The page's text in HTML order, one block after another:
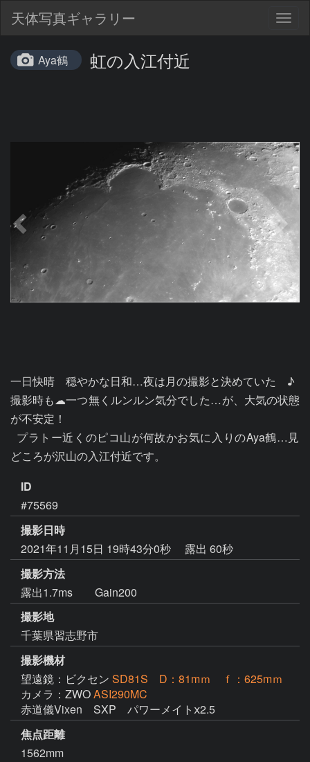
天体写真ギャラリー
Aya鶴 虹の入江付近
一日快晴　穏やかな日和…夜は月の撮影と決めていた　♪
撮影時も☁一つ無くルンルン気分でした…が、大気の状態
が不安定！
ID
#75569
撮影日時
2021年11月15日 19時43分0秒
露出 60秒
撮影方法
露出1.7ms Gain200
撮影地
千葉県習志野市
撮影機材
望遠鏡：ビクセン SD81S D：81mｍ ｆ：625mｍ
カメラ：ZWOASI290MC
赤道儀Vixen　SXP　パワーメイトⅹ2.5
焦点距離
1562mm